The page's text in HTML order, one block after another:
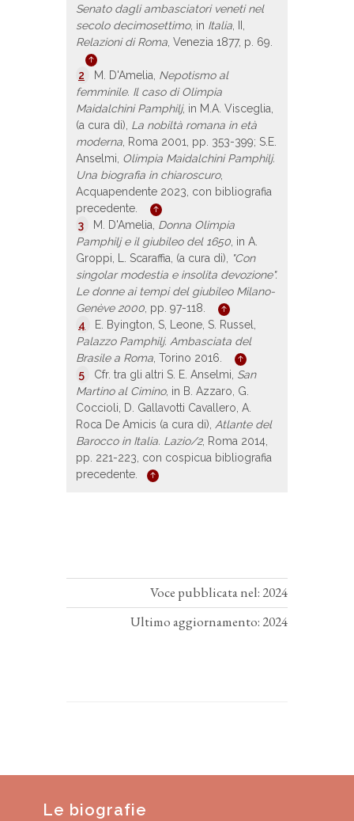
Senato dagli ambasciatori veneti nel
secolo decimosettimo, in Italia
Relazioni di Roma , Venezia 1877, p. 69.
2 M. D'Amelia, Nepotismo al
femminile. Il caso di Olimpia
Maidalchini Pamphilj, in M.A. Visceglia,
(a cura di), La nobiltà romana in età
moderna , Roma 2001, pp. 353-399; S.E.
Anselmi, Olimpia Maidalchini Pamphilj.
Una biografia in chiaroscuro,
Acquapendente 2023, con bibliografia
precedente.
3
M. D'Amelia, Donna Olimpia
Pamphilj e il giubileo del 1650 , in A.
Groppi, L. Scaraffia, (a cura di),
"Con
singolar modestia e insolita devozione".
Le donne ai tempi del giubileo Milano-
Genève 2000 , pp. 97-118.
4
E. Byington, S, Leone, S. Russel,
Palazzo Pamphilj. Ambasciata del
Brasile a Roma , Torino 2016.
5
Cfr. tra gli altri S. E. Anselmi, San
Martino al Cimino, in B. Azzaro, G.
Coccioli, D. Gallavotti Cavallero, A.
Roca De Amicis (a cura di), Atlante del
Barocco in Italia. Lazio/2, Roma 2014,
pp. 221-223, con cospicua bibliografia
precedente.
Voce pubblicata nel: 2024
Ultimo aggiornamento: 2024
Le biografie